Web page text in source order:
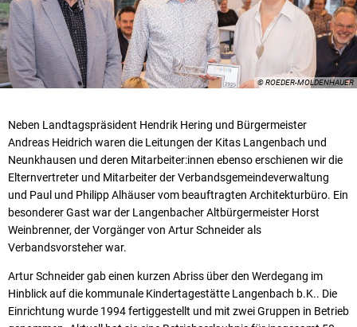
© ROEDER-MOLDENHAUER
Neben Landtagspräsident Hendrik Hering und Bürgermeister
Andreas Heidrich waren die Leitungen der Kitas Langenbach und
Neunkhausen und deren Mitarbeiter:innen ebenso erschienen wir die
Elternvertreter und Mitarbeiter der Verbandsgemeindeverwaltung
und Paul und Philipp Alhäuser vom beauftragten Architekturbüro. Ein
besonderer Gast war der Langenbacher Altbürgermeister Horst
Weinbrenner, der Vorgänger von Artur Schneider als
Verbandsvorsteher war.
Artur Schneider gab einen kurzen Abriss über den Werdegang im
Hinblick auf die kommunale Kindertagestätte Langenbach b.K.. Die
Einrichtung wurde 1994 fertiggestellt und mit zwei Gruppen in Betrieb